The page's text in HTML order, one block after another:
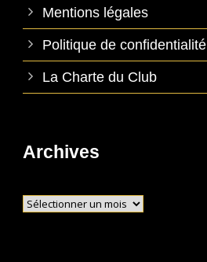
Mentions légales
Politique de confidentialité
La Charte du Club
Archives
Archives